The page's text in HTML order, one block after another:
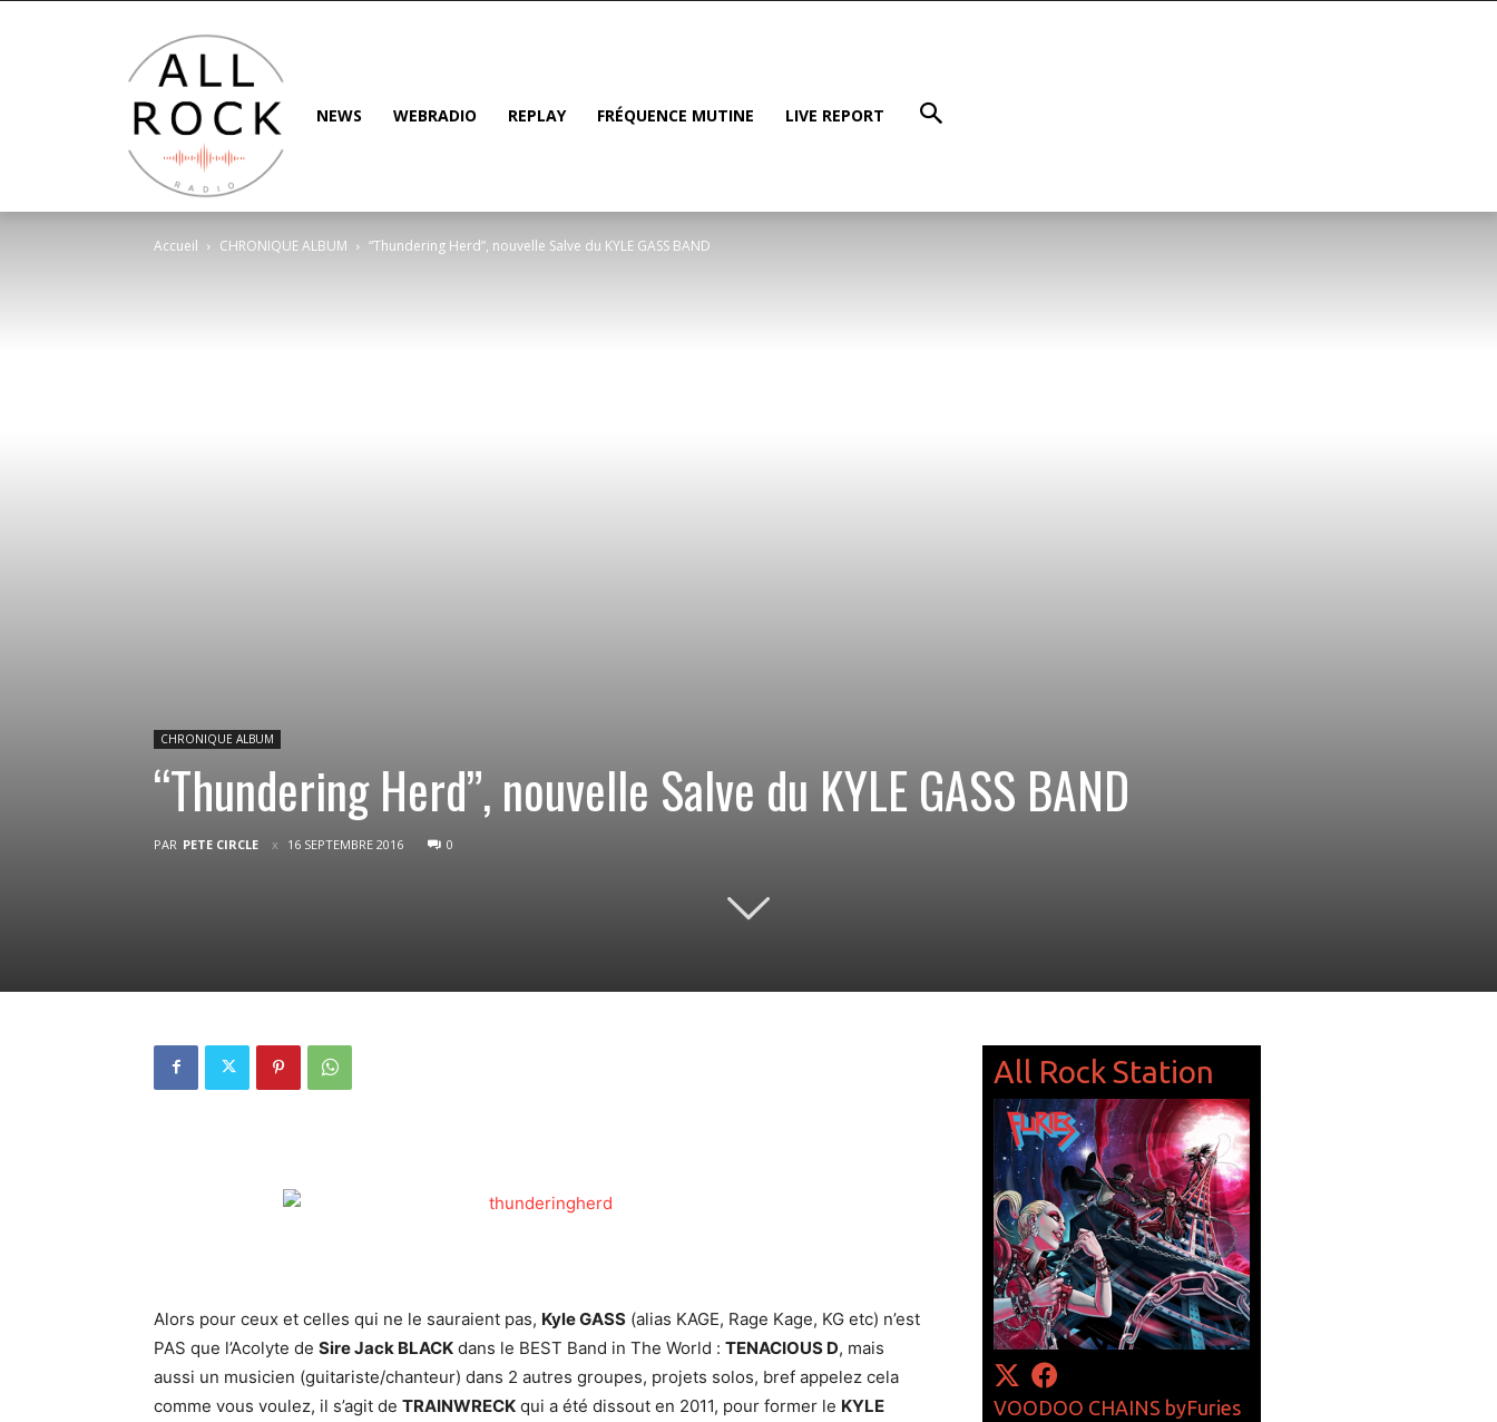
NEWS WEBRADIO REPLAY FRÉQUENCE MUTINE LIVE REPORT
Accueil CHRONIQUE ALBUM “Thundering Herd”, nouvelle Salve du KYLE GASS BAND
CHRONIQUE ALBUM
“Thundering Herd”, nouvelle Salve du KYLE GASS BAND
PAR PETE CIRCLE 16 SEPTEMBRE 2016 0
Alors pour ceux et celles qui ne le sauraient pas, Kyle GASS (alias KAGE, Rage Kage, KG etc) n’est
PAS que l’Acolyte de Sire Jack BLACK dans le BEST Band in The World : TENACIOUS D, mais
aussi un musicien (guitariste/chanteur) dans 2 autres groupes, projets solos, bref appelez cela
comme vous voulez, il s’agit de TRAINWRECK qui a été dissout en 2011, pour former le KYLE